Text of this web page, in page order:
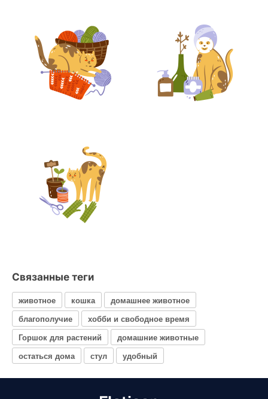
Связанные теги
животное кошка
домашнее животное
благополучие
хобби и свободное время
Горшок для растений
домашние животные
остаться дома
стул удобный